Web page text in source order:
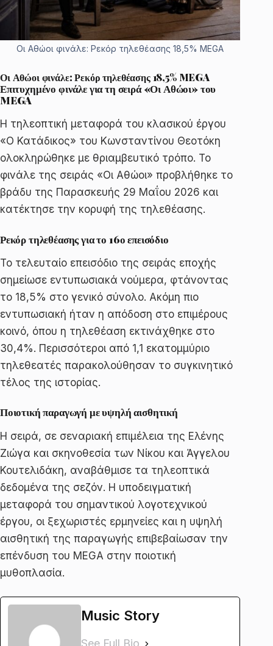
Οι Αθώοι φινάλε: Ρεκόρ τηλεθέασης 18,5% MEGA
Οι Αθώοι φινάλε: Ρεκόρ τηλεθέασης 18,5% MEGA
Επιτυχημένο φινάλε για τη σειρά «Οι Αθώοι» του
MEGA
Η τηλεοπτική μεταφορά του κλασικού έργου
«Ο Κατάδικος» του Κωνσταντίνου Θεοτόκη
ολοκληρώθηκε με θριαμβευτικό τρόπο. Το
φινάλε της σειράς «Οι Αθώοι» προβλήθηκε το
βράδυ της Παρασκευής 29 Μαΐου 2026 και
κατέκτησε την κορυφή της τηλεθέασης.
Ρεκόρ τηλεθέασης για το 16ο επεισόδιο
Το τελευταίο επεισόδιο της σειράς εποχής
σημείωσε εντυπωσιακά νούμερα, φτάνοντας
το 18,5% στο γενικό σύνολο. Ακόμη πιο
εντυπωσιακή ήταν η απόδοση στο επιμέρους
κοινό, όπου η τηλεθέαση εκτινάχθηκε στο
30,4%. Περισσότεροι από 1,1 εκατομμύριο
τηλεθεατές παρακολούθησαν το συγκινητικό
τέλος της ιστορίας.
Ποιοτική παραγωγή με υψηλή αισθητική
Η σειρά, σε σεναριακή επιμέλεια της Ελένης
Ζιώγα και σκηνοθεσία των Νίκου και Άγγελου
Κουτελιδάκη, αναβάθμισε τα τηλεοπτικά
δεδομένα της σεζόν. Η υποδειγματική
μεταφορά του σημαντικού λογοτεχνικού
έργου, οι ξεχωριστές ερμηνείες και η υψηλή
αισθητική της παραγωγής επιβεβαίωσαν την
επένδυση του MEGA στην ποιοτική
μυθοπλασία.
Music Story
See Full Bio